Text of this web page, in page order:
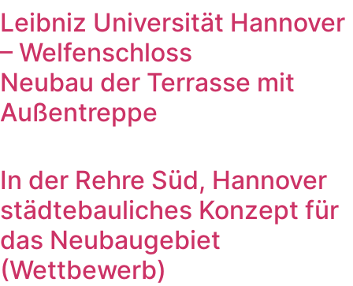
Leibniz Universität Hannover
– Welfenschloss
Neubau der Terrasse mit
Außentreppe
In der Rehre Süd, Hannover
städtebauliches Konzept für
das Neubaugebiet
(Wettbewerb)